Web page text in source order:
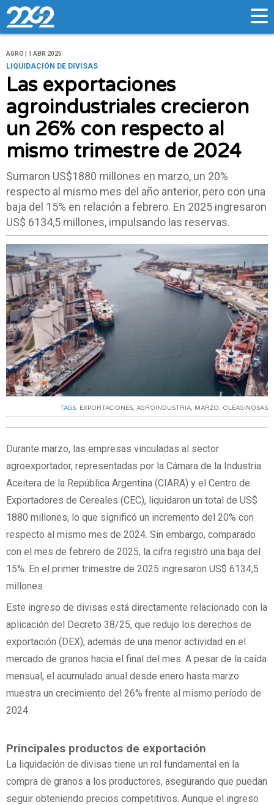
AGRO | 1 ABR 2025
LIQUIDACIÓN DE DIVISAS
Las exportaciones
agroindustriales crecieron
un 26% con respecto al
mismo trimestre de 2024
Sumaron US$1880 millones en marzo, un 20%
respecto al mismo mes del año anterior, pero con una
baja del 15% en relación a febrero. En 2025 ingresaron
US$ 6134,5 millones, impulsando las reservas.
TAGS: EXPORTACIONES, AGROINDUSTRIA, MARZO, OLEAGINOSAS
Durante marzo, las empresas vinculadas al sector
agroexportador, representadas por la Cámara de la Industria
Aceitera de la República Argentina (CIARA) y el Centro de
Exportadores de Cereales (CEC), liquidaron un total de US$
1880 millones, lo que significó un incremento del 20% con
respecto al mismo mes de 2024. Sin embargo, comparado
con el mes de febrero de 2025, la cifra registró una baja del
15%. En el primer trimestre de 2025 ingresaron US$ 6134,5
millones.
Este ingreso de divisas está directamente relacionado con la
aplicación del Decreto 38/25, que redujo los derechos de
exportación (DEX), además de una menor actividad en el
mercado de granos hacia el final del mes. A pesar de la caída
mensual, el acumulado anual desde enero hasta marzo
muestra un crecimiento del 26% frente al mismo período de
2024.
Principales productos de exportación
La liquidación de divisas tiene un rol fundamental en la
compra de granos a los productores, asegurando que puedan
seguir obteniendo precios competitivos. Aunque el ingreso